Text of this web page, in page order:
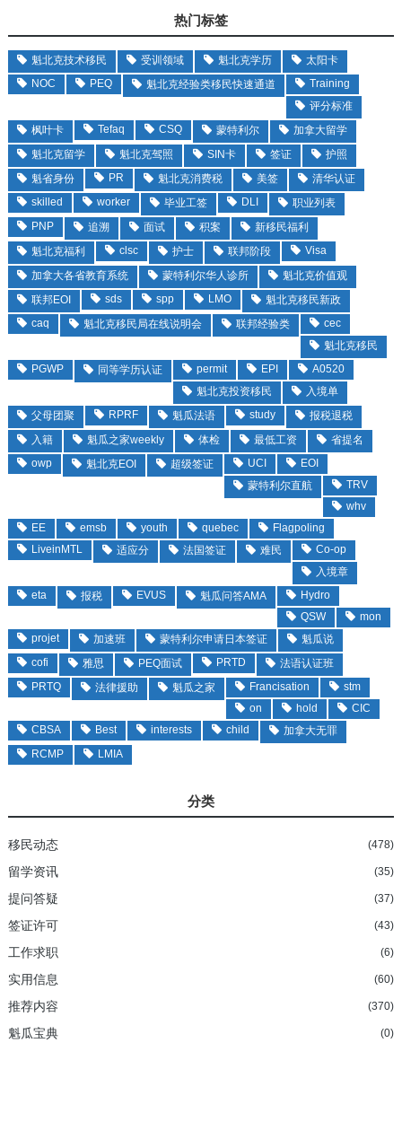
热门标签
魁北克技术移民 受训领域 魁北克学历
太阳卡
NOC
PEQ 魁北克经验类移民快速通道
Training
评分标准
枫叶卡
Tefaq CSQ 蒙特利尔
加拿大留学
魁北克留学
魁北克驾照 SIN卡 签证
护照
魁省身份
PR 魁北克消费税 美签
清华认证
skilled
worker 毕业工签 DLI
职业列表
PNP
追溯 面试 积案
新移民福利
魁北克福利
clsc 护士 联邦阶段
Visa
加拿大各省教育系统
蒙特利尔华人诊所
魁北克价值观
联邦EOI
sds spp LMO
魁北克移民新政
caq
魁北克移民局在线说明会 联邦经验类
cec
魁北克移民
PGWP
同等学历认证 permit EPI
A0520
魁北克投资移民
入境单
父母团聚
RPRF 魁瓜法语 study
报税退税
入籍
魁瓜之家weekly 体检 最低工资
省提名
owp
魁北克EOI 超级签证 UCI
EOI
蒙特利尔直航
TRV
whv
EE
emsb youth quebec
Flagpoling
LiveinMTL
适应分 法国签证 难民
Co-op
入境章
eta
报税 EVUS 魁瓜问答AMA
Hydro
QSW
mon
projet
加速班 蒙特利尔申请日本签证
魁瓜说
cofi
雅思 PEQ面试 PRTD
法语认证班
PRTQ
法律援助 魁瓜之家 Francisation
stm
on
hold
CIC
CBSA
Best interests child
加拿大无罪
RCMP
LMIA
分类
移民动态 (478)
留学资讯 (35)
提问答疑 (37)
签证许可 (43)
工作求职 (6)
实用信息 (60)
推荐内容 (370)
魁瓜宝典 (0)